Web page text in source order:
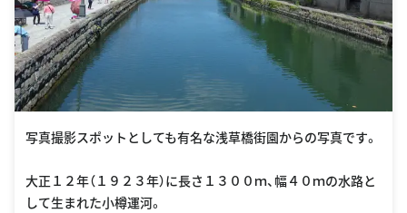
写真撮影スポットとしても有名な浅草橋街園からの写真です。
大正１２年（１９２３年）に長さ１３００ｍ、幅４０ｍの水路と
して生まれた小樽運河。